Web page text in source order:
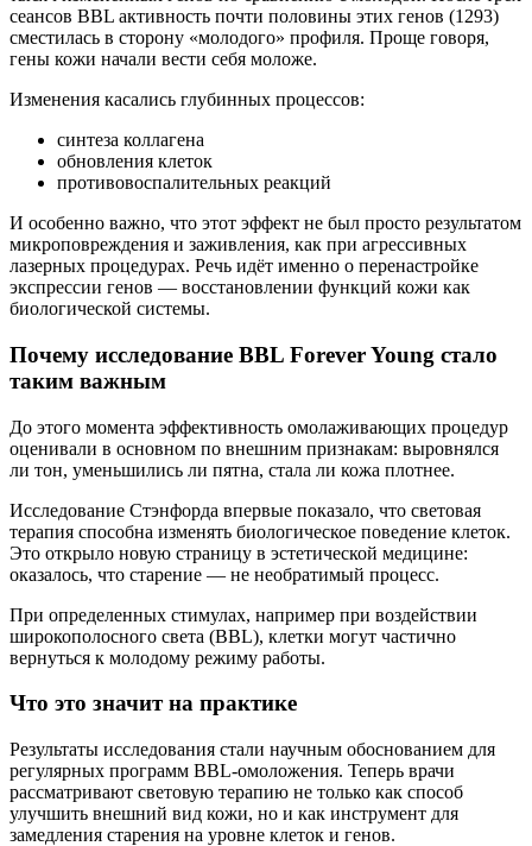
сеансов BBL активность почти половины этих генов (1293)
сместилась в сторону «молодого» профиля. Проще говоря,
гены кожи начали вести себя моложе.
Изменения касались глубинных процессов:
синтеза коллагена
обновления клеток
противовоспалительных реакций
И особенно важно, что этот эффект не был просто результатом
микроповреждения и заживления, как при агрессивных
лазерных процедурах. Речь идёт именно о перенастройке
экспрессии генов — восстановлении функций кожи как
биологической системы.
Почему исследование BBL Forever Young стало
таким важным
До этого момента эффективность омолаживающих процедур
оценивали в основном по внешним признакам: выровнялся
ли тон, уменьшились ли пятна, стала ли кожа плотнее.
Исследование Стэнфорда впервые показало, что световая
терапия способна изменять биологическое поведение клеток.
Это открыло новую страницу в эстетической медицине:
оказалось, что старение — не необратимый процесс.
При определенных стимулах, например при воздействии
широкополосного света (BBL), клетки могут частично
вернуться к молодому режиму работы.
Что это значит на практике
Результаты исследования стали научным обоснованием для
регулярных программ BBL-омоложения. Теперь врачи
рассматривают световую терапию не только как способ
улучшить внешний вид кожи, но и как инструмент для
замедления старения на уровне клеток и генов.